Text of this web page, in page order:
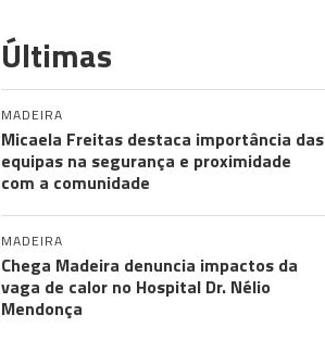
Últimas
MADEIRA
Micaela Freitas destaca importância das
equipas na segurança e proximidade
com a comunidade
MADEIRA
Chega Madeira denuncia impactos da
vaga de calor no Hospital Dr. Nélio
Mendonça